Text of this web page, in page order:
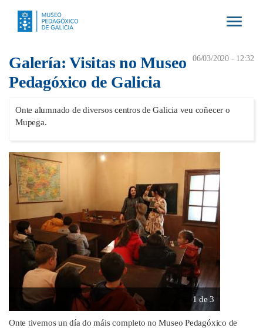
Toggle
06/03/2020 - 12:32
Galería: Visitas no Museo
Pedagóxico de Galicia
Onte alumnado de diversos centros de Galicia veu coñecer o
Mupega.
1 de 3
Onte tivemos un día do máis completo no Museo Pedagóxico de